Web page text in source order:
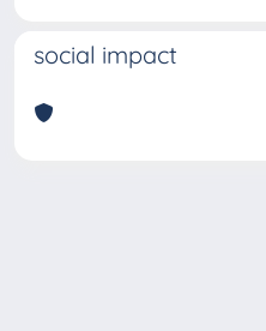
social impact